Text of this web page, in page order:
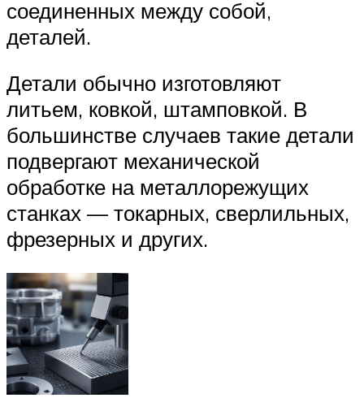
соединенных между собой,
деталей.
Детали обычно изготовляют
литьем, ковкой, штамповкой. В
большинстве случаев такие детали
подвергают механической
обработке на металлорежущих
станках — токарных, сверлильных,
фрезерных и других.